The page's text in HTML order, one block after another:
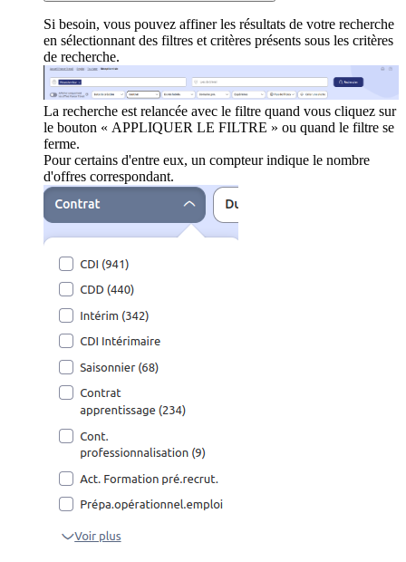
Si besoin, vous pouvez affiner les résultats de votre recherche
en sélectionnant des filtres et critères présents sous les critères
de recherche.
La recherche est relancée avec le filtre quand vous cliquez sur
le bouton « APPLIQUER LE FILTRE » ou quand le filtre se
ferme.
Pour certains d'entre eux, un compteur indique le nombre
d'offres correspondant.